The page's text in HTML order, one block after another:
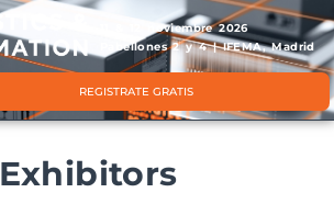
11 & 12 noviembre 2026
Pabellones 2 y 4 | IFEMA, Madrid
REGISTRATE GRATIS
Exhibitors